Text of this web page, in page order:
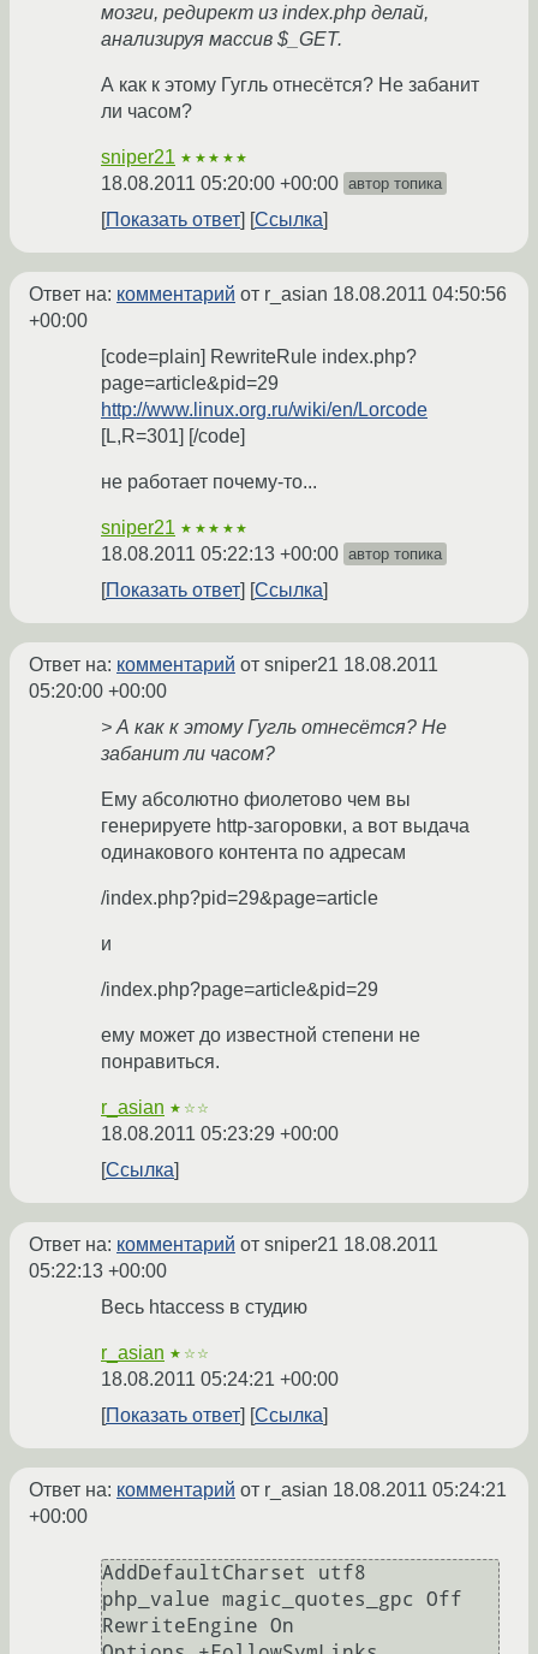
мозги, редирект из index.php делай,
анализируя массив $_GET.
А как к этому Гугль отнесётся? Не забанит
ли часом?
sniper21 ★★★★★
18.08.2011 05:20:00 +00:00 автор топика
Показать ответ Ссылка
Ответ на: комментарий от r_asian 18.08.2011 04:50:56
+00:00
[code=plain] RewriteRule index.php?
page=article&pid=29
http://www.linux.org.ru/wiki/en/Lorcode
[L,R=301] [/code]
не работает почему-то...
sniper21 ★★★★★
18.08.2011 05:22:13 +00:00 автор топика
Показать ответ Ссылка
Ответ на: комментарий от sniper21 18.08.2011
05:20:00 +00:00
> А как к этому Гугль отнесётся? Не
забанит ли часом?
Ему абсолютно фиолетово чем вы
генерируете http-загоровки, а вот выдача
одинакового контента по адресам
/index.php?pid=29&page=article
и
/index.php?page=article&pid=29
ему может до известной степени не
понравиться.
r_asian ★☆☆
18.08.2011 05:23:29 +00:00
Ссылка
Ответ на: комментарий от sniper21 18.08.2011
05:22:13 +00:00
Весь htaccess в студию
r_asian ★☆☆
18.08.2011 05:24:21 +00:00
Показать ответ
Ссылка
Ответ на: комментарий от r_asian 18.08.2011 05:24:21
+00:00
AddDefaultCharset utf8
php_value magic_quotes_gpc Off
RewriteEngine On